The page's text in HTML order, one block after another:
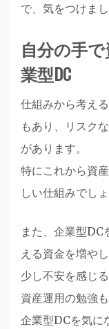
で、気をつけまし
自分の手
業型DC
仕組みから考え
もあり、リスク
があります。
特にこれから資
しい仕組みでしょ
また、企業型DC
える資金を増や
少し不安を感じ
資産運用の勉強
企業型DCを気に